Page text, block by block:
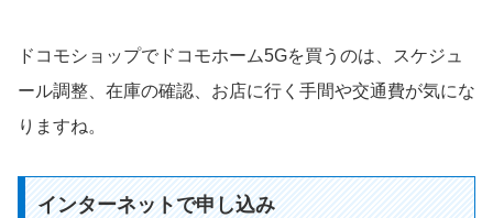
ドコモショップでドコモホーム5Gを買うのは、スケジュ
ール調整、在庫の確認、お店に行く手間や交通費が気にな
りますね。
インターネットで申し込み